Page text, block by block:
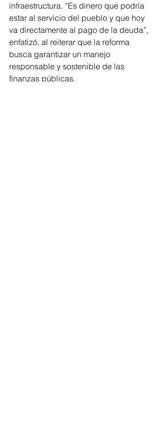
infraestructura. “Es dinero que podría
estar al servicio del pueblo y que hoy
va directamente al pago de la deuda”,
enfatizó, al reiterar que la reforma
busca garantizar un manejo
responsable y sostenible de las
finanzas públicas.